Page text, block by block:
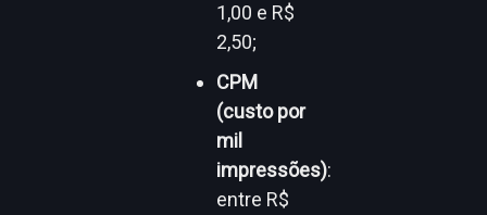
1,00 e R$
2,50;
CPM
(custo por
mil
impressões):
entre R$